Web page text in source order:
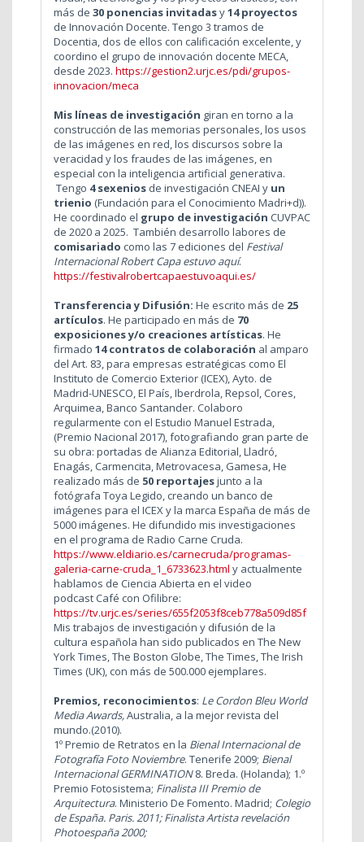
más de 30 ponencias invitadasy14 proyectos
de Innovación Docente. Tengo 3 tramos de
Docentia, dos de ellos con calificación excelente, y
coordino el grupo de innovación docente MECA,
desde 2023. https://gestion2.urjc.es/pdi/grupos-
innovacion/meca
Mis líneas de investigación giran en torno a la
construcción de las memorias personales, los usos
de las imágenes en red, los discursos sobre la
veracidad y los fraudes de las imágenes, en
especial con la inteligencia artificial generativa.
Tengo 4 sexenios de investigación CNEAI y un
trienio (Fundación para el Conocimiento Madri+d)).
He coordinado el grupo de investigación CUVPAC
de 2020 a 2025. También desarrollo labores de
comisariado como las 7 ediciones del Festival
Internacional Robert Capa estuvo aquí.
https://festivalrobertcapaestuvoaqui.es/
Transferencia y Difusión: He escrito más de 25
artículos. He participado en más de 70
exposiciones y/o creaciones artísticas. He
firmado 14 contratos de colaboración al amparo
del Art. 83, para empresas estratégicas como El
Instituto de Comercio Exterior (ICEX), Ayto. de
Madrid-UNESCO, El País, Iberdrola, Repsol, Cores,
Arquimea, Banco Santander. Colaboro
regularmente con el Estudio Manuel Estrada,
(Premio Nacional 2017), fotografiando gran parte de
su obra: portadas de Alianza Editorial,Lladró,
Enagás,Carmencita, Metrovacesa, Gamesa, He
realizado más de 50 reportajesjunto a la
fotógrafa Toya Legido, creando un banco de
imágenes para el ICEX y la marca España de más de
5000 imágenes. He difundido mis investigaciones
en el programa de Radio Carne Cruda.
https://www.eldiario.es/carnecruda/programas-
galeria-carne-cruda_1_6733623.html y actualmente
hablamos de Ciencia Abierta en el video
podcastCafé con Ofilibre:
https://tv.urjc.es/series/655f2053f8ceb778a509d85f
Mis trabajos de investigación y difusión de la
cultura española han sido publicados en The New
York Times, The Boston Globe, The Times, The Irish
Times (UK), con más de 500.000 ejemplares.
Premios, reconocimientos: Le Cordon Bleu World
Media Awards,Australia, a la mejor revista del
mundo.(2010).
1º Premio de Retratos en la Bienal Internacional de
Fotografía Foto Noviembre. Tenerife 2009; Bienal
Internacional GERMINATION8. Breda. (Holanda); 1.º
Premio Fotosistema; Finalista III Premio de
Arquitectura. Ministerio De Fomento. Madrid; Colegio
de España. Paris. 2011;Finalista Artista revelación
Photoespaña 2000;